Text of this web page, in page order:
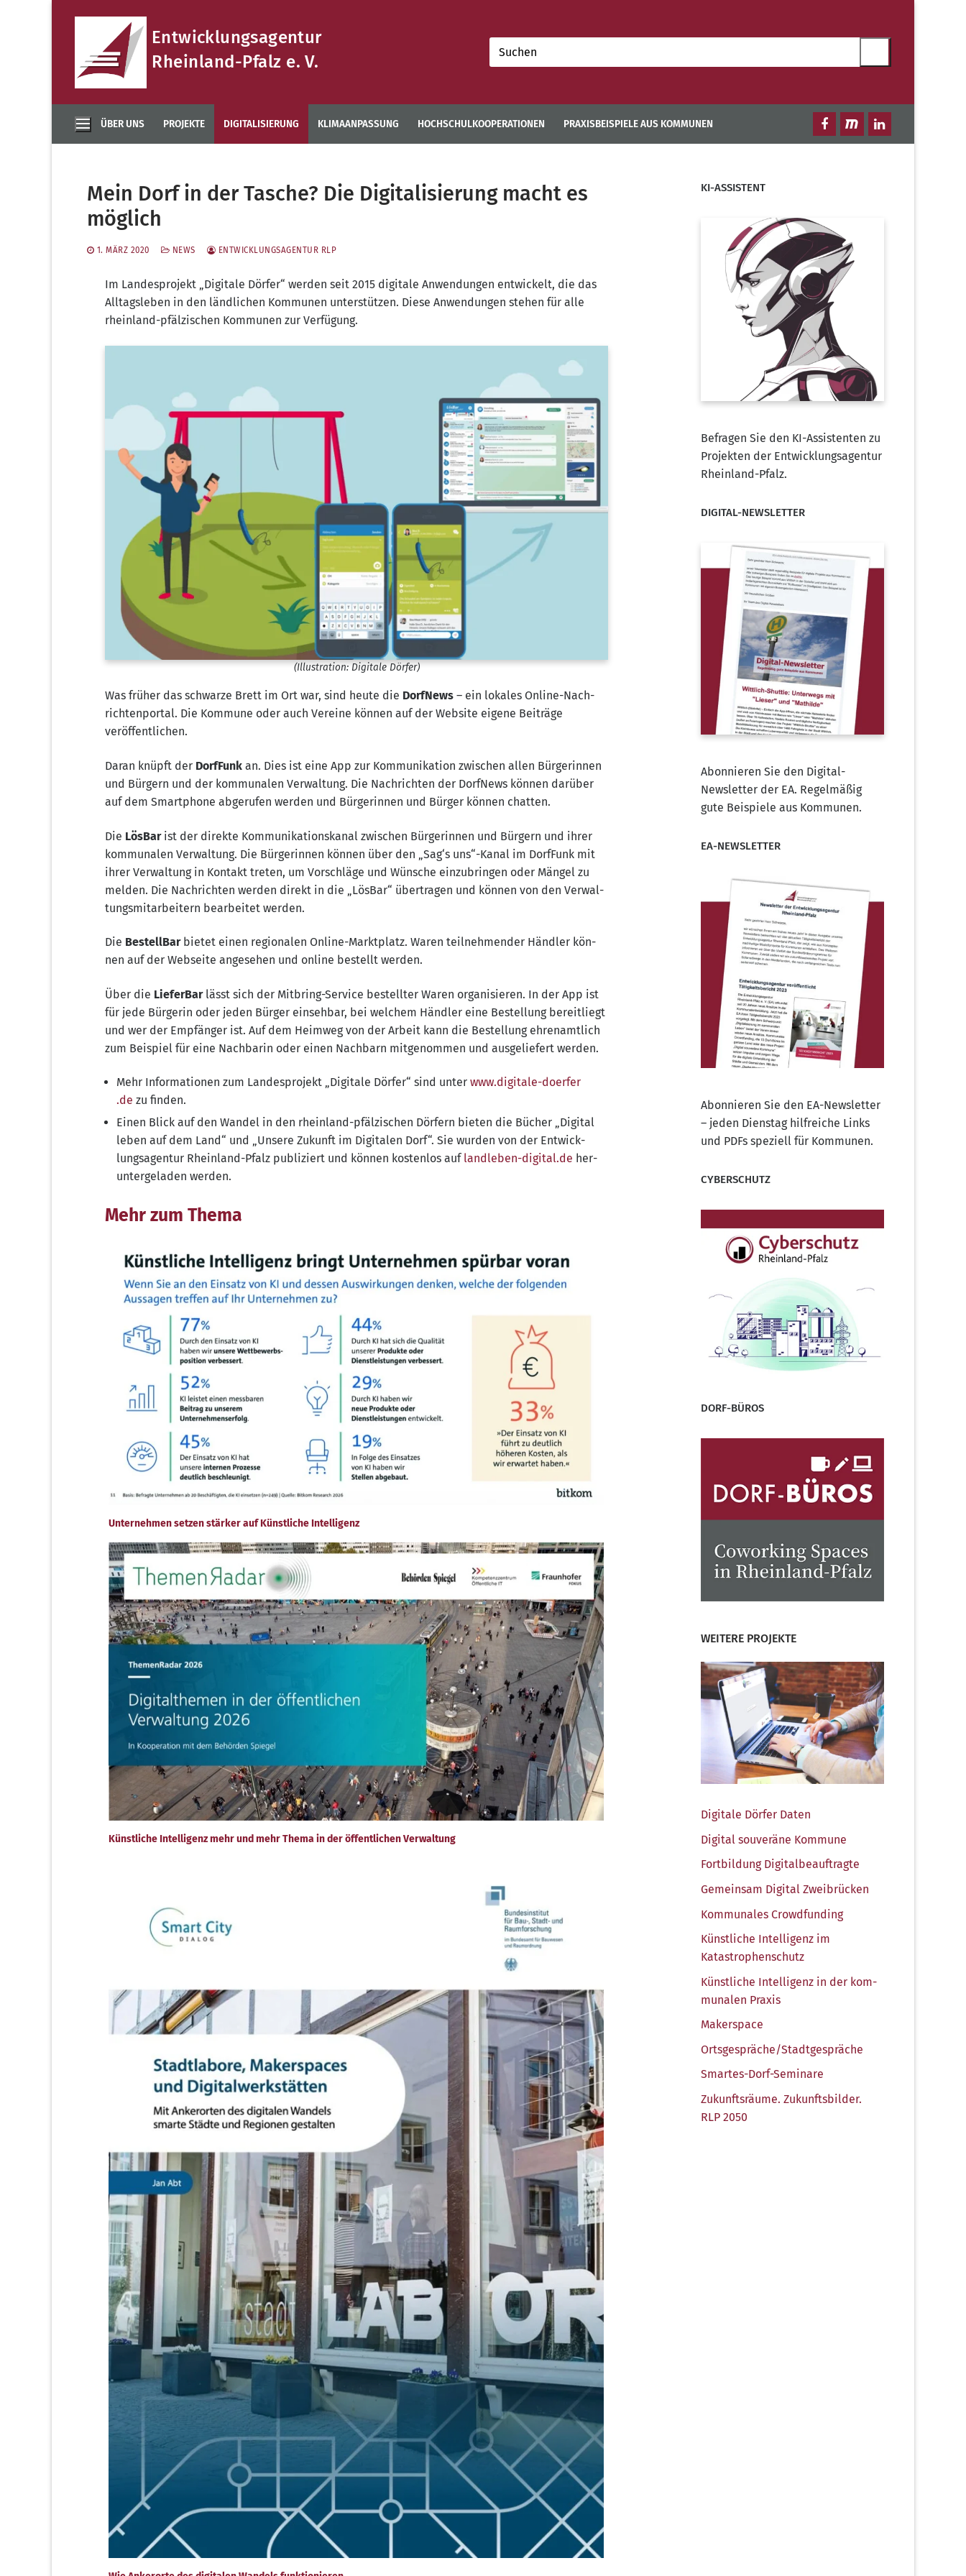
Entwicklungsagentur
Rheinland-Pfalz e. V.
Suchen
nach:
ÜBER UNS PROJEKTE DIGITALISIERUNG KLIMAANPASSUNG HOCHSCHULKOOPERATIONEN PRAXISBEISPIELE AUS KOMMUNEN
Mein Dorf in der Tasche? Die Digitalisierung macht es
möglich
1. MÄRZ 2020 NEWS ENTWICKLUNGSAGENTUR RLP
Im Lan­des­pro­jekt „Digi­ta­le Dör­fer“ wer­den seit 2015 digi­ta­le Anwen­dun­gen ent­wi­ckelt, die das
All­tags­le­ben in den länd­li­chen Kom­mu­nen unter­stüt­zen. Die­se Anwen­dun­gen ste­hen für alle
rhein­land-pfäl­zi­schen Kom­mu­nen zur Verfügung.
(Illus­tra­ti­on: Digi­ta­le Dörfer)
Was frü­her das schwar­ze Brett im Ort war, sind heu­te die Dorf­News – ein loka­les Online-Nach­
rich­ten­por­tal. Die Kom­mu­ne oder auch Ver­ei­ne kön­nen auf der Web­site eige­ne Bei­trä­ge
veröffentlichen.
Dar­an knüpft der Dorf­Funk an. Dies ist eine App zur Kom­mu­ni­ka­ti­on zwi­schen allen Bür­ge­rin­nen
und Bür­gern und der kom­mu­na­len Ver­wal­tung. Die Nach­rich­ten der Dorf­News kön­nen dar­über
auf dem Smart­phone abge­ru­fen wer­den und Bür­ge­rin­nen und Bür­ger kön­nen chatten.
Die Lös­Barist der direk­te Kom­mu­ni­ka­ti­ons­ka­nal zwi­schen Bür­ge­rin­nen und Bür­gern und ihrer
kom­mu­na­len Ver­wal­tung. Die Bür­ge­rin­nen kön­nen über den „Sag‘s uns“-Kanal im Dorf­Funk mit
ihrer Ver­wal­tung in Kon­takt tre­ten, um Vor­schlä­ge und Wün­sche ein­zu­brin­gen oder Män­gel zu
mel­den. Die Nach­rich­ten wer­den direkt in die „Lös­Bar“ über­tra­gen und kön­nen von den Ver­wal­
tungs­mit­ar­bei­tern bear­bei­tet werden.
Die Bestell­Barbie­tet einen regio­na­len Online-Markt­platz. Waren teil­neh­men­der Händ­ler kön­
nen auf der Web­sei­te ange­se­hen und online bestellt werden.
Über die Lie­fer­Barlässt sich der Mit­bring-Ser­vice bestell­ter Waren orga­ni­sie­ren. In der App ist
für jede Bür­ge­rin oder jeden Bür­ger ein­seh­bar, bei wel­chem Händ­ler eine Bestel­lung bereit­liegt
und wer der Emp­fän­ger ist. Auf dem Heim­weg von der Arbeit kann die Bestel­lung ehren­amt­lich
zum Bei­spiel für eine Nach­ba­rin oder einen Nach­barn mit­ge­nom­men und aus­ge­lie­fert werden.
Mehr Infor­ma­tio­nen zum Lan­des­pro­jekt „Digi­ta­le Dör­fer“ sind unter www​.digi​ta​le​-doer​fer​
.de zu finden.
Einen Blick auf den Wan­del in den rhein­land-pfäl­zi­schen Dör­fern bie­ten die Bücher „Digi­tal
leben auf dem Land“ und „Unse­re Zukunft im Digi­ta­len Dorf“. Sie wur­den von der Ent­wick­
lungs­agen­tur Rhein­land-Pfalz publi­ziert und kön­nen kos­ten­los auf land​le​ben​-digi​tal​.de her­
un­ter­ge­la­den werden.
Mehr zum Thema
Unternehmen setzen stärker auf Künstliche Intelligenz
Künstliche Intelligenz mehr und mehr Thema in der öffentlichen Verwaltung
KI-ASSISTENT
Befragen Sie den KI-Assistenten zu
Projekten der Entwicklungsagentur
Rheinland-Pfalz.
DIGITAL-NEWSLETTER
Abonnieren Sie den Digital-
Newsletter der EA. Regelmäßig
gute Beispiele aus Kommunen.
EA-NEWSLETTER
Abonnieren Sie den EA-Newsletter
– jeden Dienstag hilfreiche Links
und PDFs speziell für Kommunen.
CYBERSCHUTZ
DORF-BÜROS
WEITERE PROJEKTE
Digi­ta­le Dör­fer Daten
Digi­tal sou­ve­rä­ne Kommune
Fort­bil­dung Digitalbeauftragte
Gemein­sam Digi­tal Zweibrücken
Kom­mu­na­les Crowdfunding
Künst­li­che Intel­li­genz im
Katastrophenschutz
Künst­li­che Intel­li­genz in der kom­
mu­na­len Praxis
Maker­space
Ortsgespräche/​Stadtgespräche
Smar­tes-Dorf-Semi­na­re
Zukunfts­räu­me. Zukunfts­bil­der.
RLP 2050